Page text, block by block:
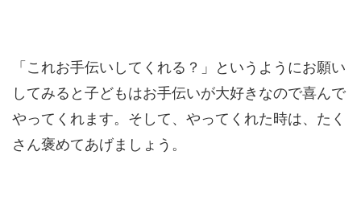
「これお手伝いしてくれる？」というようにお願い
してみると子どもはお手伝いが大好きなので喜んで
やってくれます。そして、やってくれた時は、たく
さん褒めてあげましょう。